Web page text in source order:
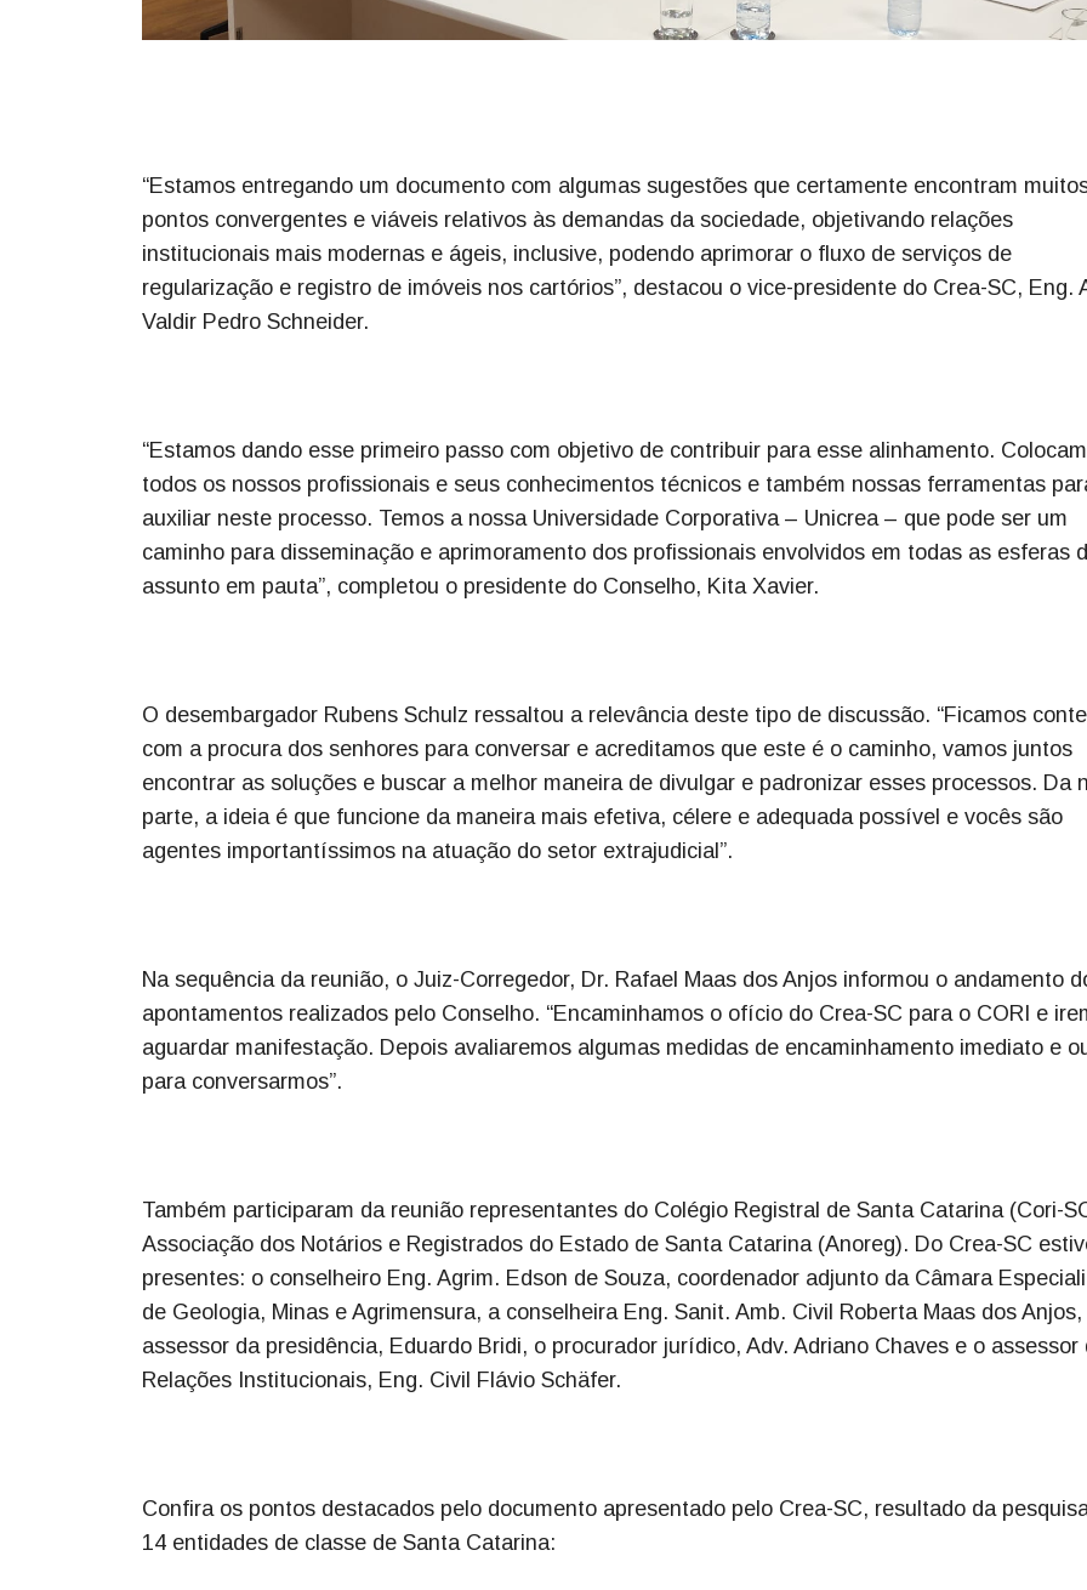
“Estamos entregando um documento com algumas sugestões que certamente encontram
pontos convergentes e viáveis relativos às demandas da sociedade, objetivando relações
institucionais mais modernas e ágeis, inclusive, podendo aprimorar o fluxo de serviços de
regularização e registro de imóveis nos cartórios”, destacou o vice-presidente do Crea-SC, Eng.
Valdir Pedro Schneider.
“Estamos dando esse primeiro passo com objetivo de contribuir para esse alinhamento.
todos os nossos profissionais e seus conhecimentos técnicos e também nossas ferramentas
auxiliar neste processo. Temos a nossa Universidade Corporativa – Unicrea – que pode ser um
caminho para disseminação e aprimoramento dos profissionais envolvidos em todas as esferas
assunto em pauta”, completou o presidente do Conselho, Kita Xavier.
O desembargador Rubens Schulz ressaltou a relevância deste tipo de discussão. “Ficamos
com a procura dos senhores para conversar e acreditamos que este é o caminho, vamos juntos
encontrar as soluções e buscar a melhor maneira de divulgar e padronizar esses processos. Da
parte, a ideia é que funcione da maneira mais efetiva, célere e adequada possível e vocês são
agentes importantíssimos na atuação do setor extrajudicial”.
Na sequência da reunião, o Juiz-Corregedor, Dr. Rafael Maas dos Anjos informou o andamento
apontamentos realizados pelo Conselho. “Encaminhamos o ofício do Crea-SC para o CORI e
aguardar manifestação. Depois avaliaremos algumas medidas de encaminhamento imediato e
para conversarmos”.
Também participaram da reunião representantes do Colégio Registral de Santa Catarina (Cori-
Associação dos Notários e Registrados do Estado de Santa Catarina (Anoreg). Do Crea-SC
presentes: o conselheiro Eng. Agrim. Edson de Souza, coordenador adjunto da Câmara
de Geologia, Minas e Agrimensura, a conselheira Eng. Sanit. Amb. Civil Roberta Maas dos Anjos,
assessor da presidência, Eduardo Bridi, o procurador jurídico, Adv. Adriano Chaves e o assessor
Relações Institucionais, Eng. Civil Flávio Schäfer.
Confira os pontos destacados pelo documento apresentado pelo Crea-SC, resultado da
14 entidades de classe de Santa Catarina: